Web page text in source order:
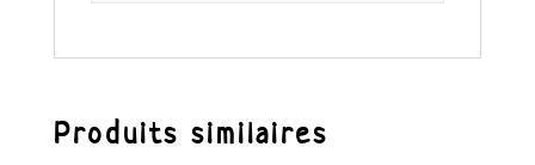
Produits similaires